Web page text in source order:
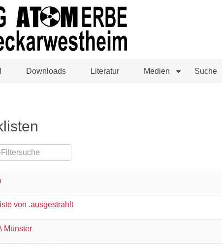
Downloads Literatur Medien Suche
von .ausgestrahlt
Münster